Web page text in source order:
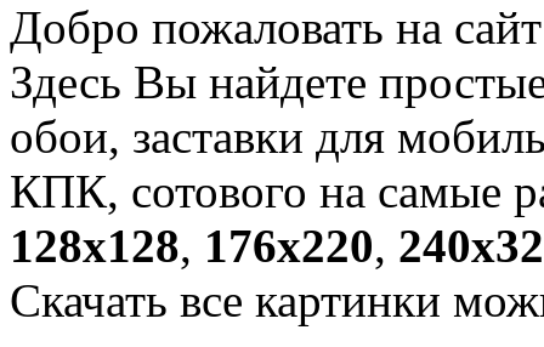
Добро пожаловать на
Здесь Вы найдете
обои, заставки для
КПК, сотового на самые
128х128, 176х220,
Скачать все картинки